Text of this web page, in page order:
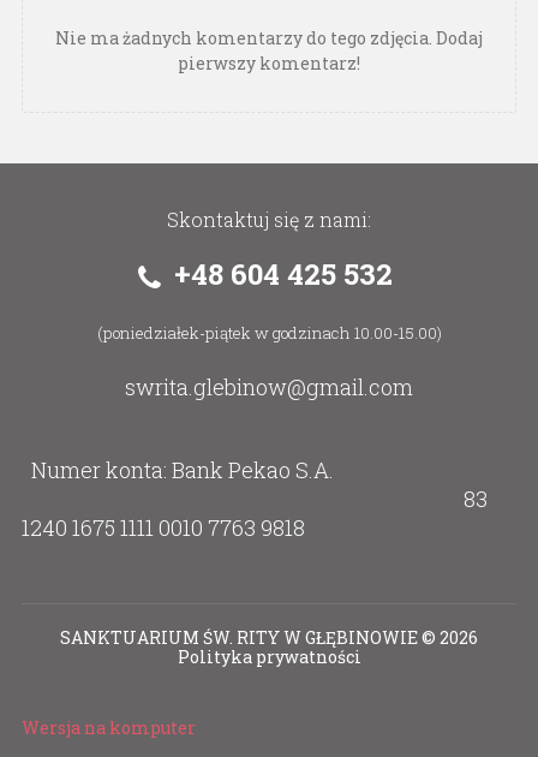
Nie ma żadnych komentarzy do tego zdjęcia. Dodaj
pierwszy komentarz!
Skontaktuj się z nami:
+48 604 425 532
(poniedziałek-piątek w godzinach 10.00-15.00)
swrita.glebinow@gmail.com
Numer konta: Bank Pekao S.A.
83
1240 1675 1111 0010 7763 9818
SANKTUARIUM ŚW. RITY W GŁĘBINOWIE© 2026
Polityka prywatności
Wersja na komputer